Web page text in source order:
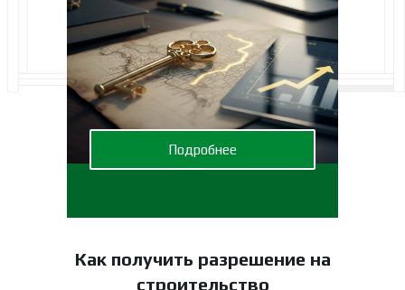
Подробнее
Как получить разрешение на
строительство